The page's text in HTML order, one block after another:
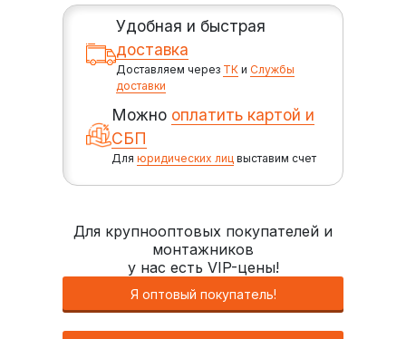
Удобная и быстрая
доставка
Доставляем через ТК иСлужбы
доставки
Можно оплатить картой и
СБП
Дляюридических лиц выставим счет
Для крупнооптовых покупателей и
монтажников
у нас есть VIP-цены!
Я оптовый покупатель!